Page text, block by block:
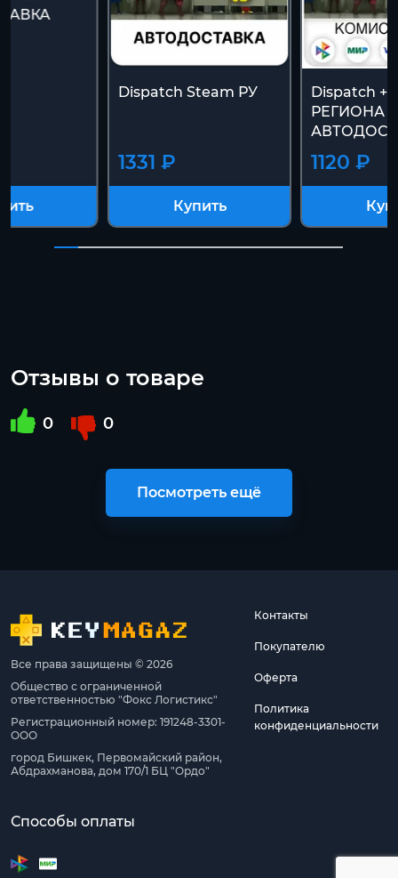
Dispatch Steam РУ
1331 ₽
Купить
Dispatch
РЕГИОНА
1120 ₽
Отзывы о товаре
0 0
Посмотреть ещё
Все права защищены © 2026
Общество с ограниченной
ответственностью "Фокс Логистикс"
Регистрационный номер: 191248-3301-
ООО
город Бишкек, Первомайский район,
Абдрахманова, дом 170/1 БЦ "Ордо"
Контакты
Покупателю
Оферта
Политика
конфиденциальности
Способы оплаты